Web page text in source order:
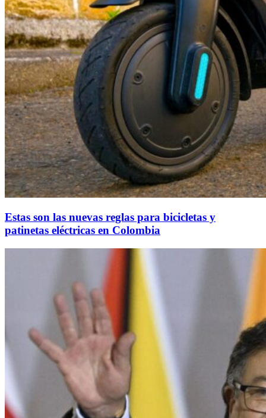
Estas son las nuevas reglas para bicicletas y
patinetas eléctricas en Colombia